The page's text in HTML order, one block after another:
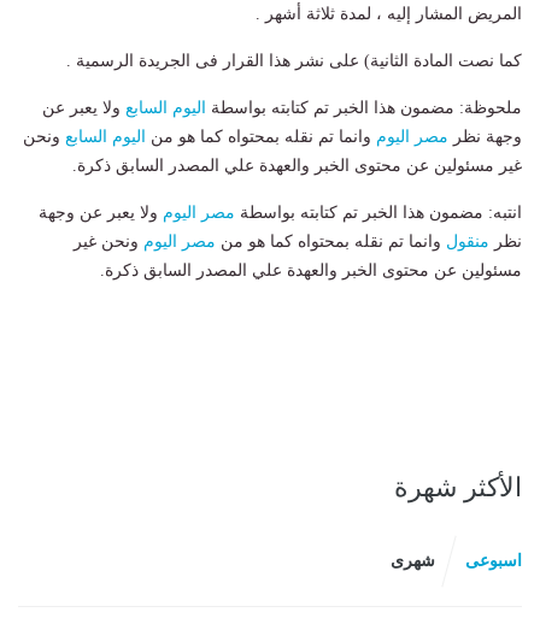
المريض المشار إليه ، لمدة ثلاثة أشهر .
كما نصت المادة الثانية) على نشر هذا القرار فى الجريدة الرسمية .
ملحوظة: مضمون هذا الخبر تم كتابته بواسطة اليوم السابع ولا يعبر عن
وجهة نظر مصر اليوم وانما تم نقله بمحتواه كما هو من اليوم السابع ونحن
غير مسئولين عن محتوى الخبر والعهدة علي المصدر السابق ذكرة.
انتبه: مضمون هذا الخبر تم كتابته بواسطة مصر اليوم ولا يعبر عن وجهة
نظر منقول وانما تم نقله بمحتواه كما هو من مصر اليوم ونحن غير
مسئولين عن محتوى الخبر والعهدة علي المصدر السابق ذكرة.
الأكثر شهرة
اسبوعى شهرى